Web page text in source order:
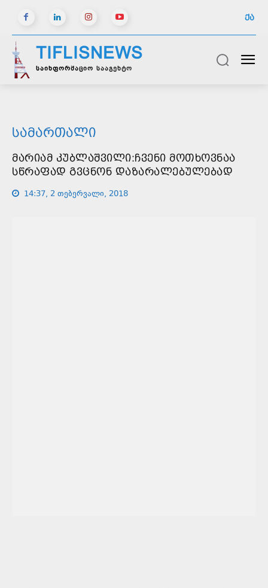
ᲥᲐ
TIFLISNEWS
საინფორმაციო სააგენტო
ᲡᲐᲛᲐᲠᲗᲐᲚᲘ
ᲛᲐᲠᲘᲐᲛ ᲙᲣᲑᲚᲐᲨᲕᲘᲚᲘ:ᲩᲕᲔᲜᲘ ᲛᲝᲗᲮᲝᲕᲜᲐᲐ
ᲡᲬᲠᲐᲤᲐᲓ ᲒᲕᲪᲜᲝᲜ ᲓᲐᲖᲐᲠᲐᲚᲔᲑᲣᲚᲔᲑᲐᲓ
14:37, 2 თებერვალი, 2018